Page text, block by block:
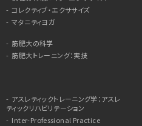
コレクティブ・エクササイズ
マタニティヨガ
筋肥大の科学
筋肥大トレーニング：実技
アスレティックトレーニング学：アスレ
ティックリハビリテーション
Inter-Professional Practice